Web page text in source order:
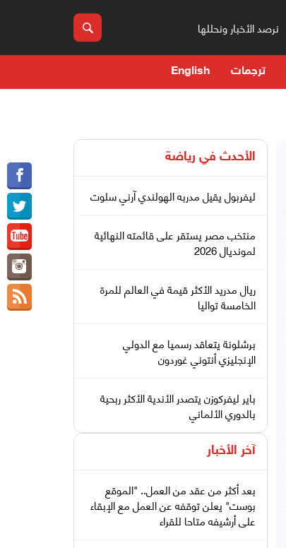
نرصد الأخبار ونحللها
ترجمات English
الأحدث في رياضة
ليفربول يقيل مدربه الهولندي آرني سلوت
منتخب مصر يستقر على قائمته النهائية
لمونديال 2026
ريال مدريد الأكثر قيمة في العالم للمرة
الخامسة تواليا
برشلونة يتعاقد رسميا مع الدولي
الإنجليزي أنتوني غوردون
باير ليفركوزن يتصدر الأندية الأكثر ربحية
بالدوري الألماني
آخر الأخبار
بعد أكثر من عقد من العمل.. "الموقع
بوست" يعلن توقفه عن العمل مع الإبقاء
على أرشيفه متاحا للقراء